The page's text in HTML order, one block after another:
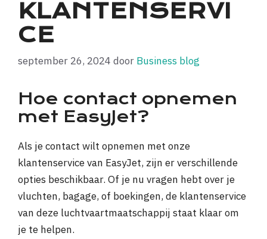
KLANTENSERVI
CE
september 26, 2024 door Business blog
Hoe contact opnemen
met EasyJet?
Als je contact wilt opnemen met onze
klantenservice van EasyJet, zijn er verschillende
opties beschikbaar. Of je nu vragen hebt over je
vluchten, bagage, of boekingen, de klantenservice
van deze luchtvaartmaatschappij staat klaar om
je te helpen.